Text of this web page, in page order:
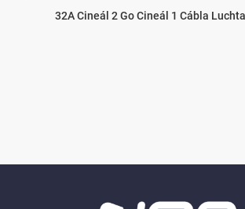
32A Cineál 2 Go Cineál 1 Cábla